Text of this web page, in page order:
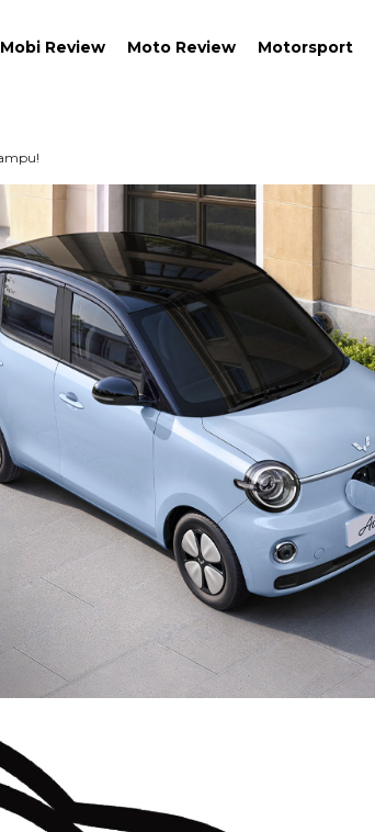
Mobi Review Moto Review Motorsport